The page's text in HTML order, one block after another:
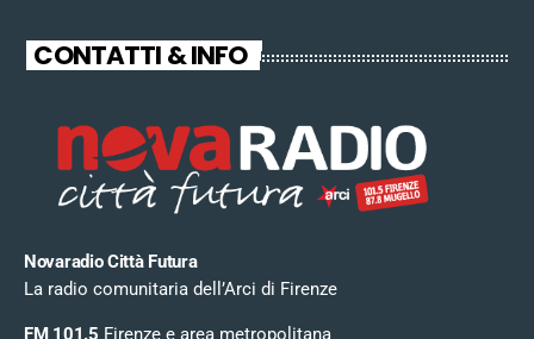
CONTATTI & INFO
Novaradio Città Futura
La radio comunitaria dell’Arci di Firenze